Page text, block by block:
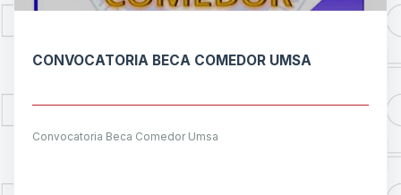
CONVOCATORIA BECA COMEDOR UMSA
Convocatoria Beca Comedor Umsa